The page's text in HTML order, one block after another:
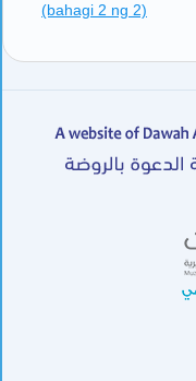
(bahagi 2 ng 2)